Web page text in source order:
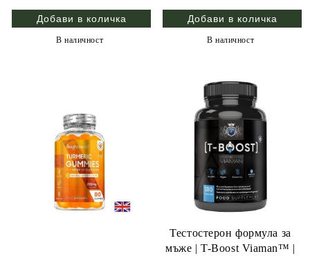
В наличност В наличност
Тестостерон формула за
мъже | T-Boost Viaman™ |